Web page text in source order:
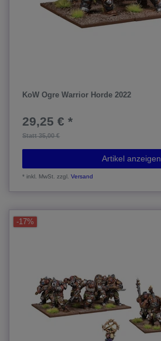
KoW Ogre Warrior Horde 2022
Statt 35,00 €
29,25 € *
Artikel anzeigen
*inkl. MwSt. zzgl.Versand
-17%